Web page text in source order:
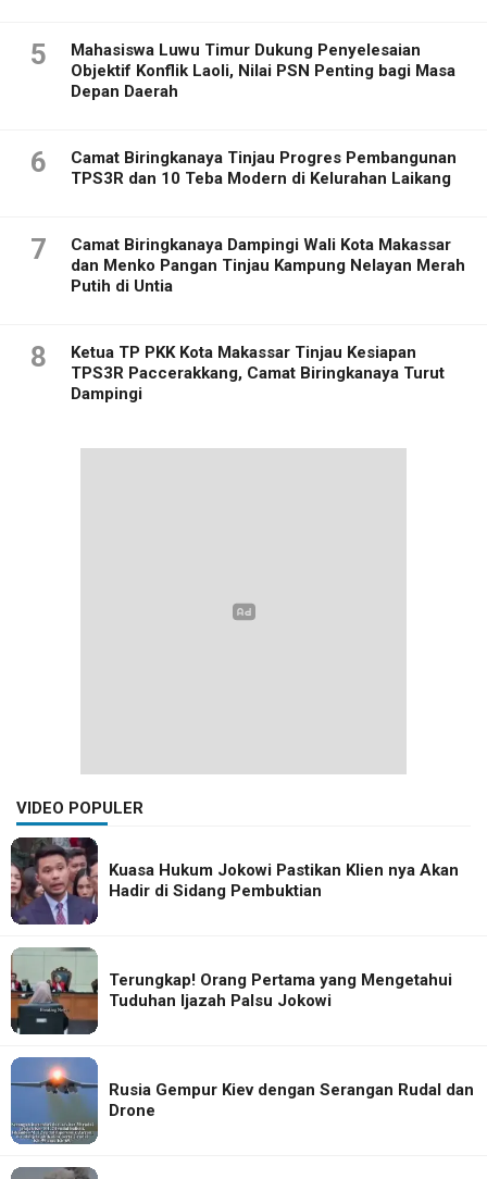
5
Mahasiswa Luwu Timur Dukung Penyelesaian
Objektif Konflik Laoli, Nilai PSN Penting bagi Masa
Depan Daerah
6
Camat Biringkanaya Tinjau Progres Pembangunan
TPS3R dan 10 Teba Modern di Kelurahan Laikang
7
Camat Biringkanaya Dampingi Wali Kota Makassar
dan Menko Pangan Tinjau Kampung Nelayan Merah
Putih di Untia
8
Ketua TP PKK Kota Makassar Tinjau Kesiapan
TPS3R Paccerakkang, Camat Biringkanaya Turut
Dampingi
VIDEO POPULER
Kuasa Hukum Jokowi Pastikan Klien nya Akan
Hadir di Sidang Pembuktian
Terungkap! Orang Pertama yang Mengetahui
Tuduhan Ijazah Palsu Jokowi
Rusia Gempur Kiev dengan Serangan Rudal dan
Drone